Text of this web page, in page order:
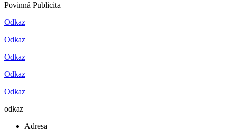
Povinná Publicita
Odkaz
Odkaz
Odkaz
Odkaz
Odkaz
odkaz
Adresa